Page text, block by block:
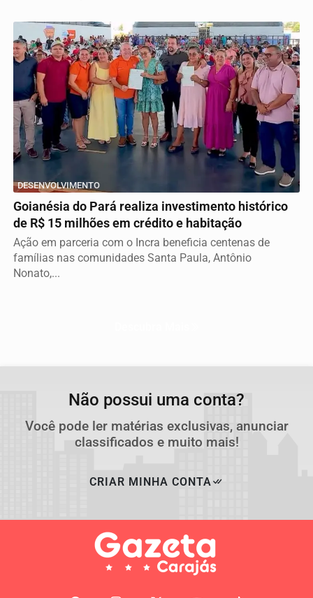
DESENVOLVIMENTO
Goianésia do Pará realiza investimento histórico
de R$ 15 milhões em crédito e habitação
Ação em parceria com o Incra beneficia centenas de
famílias nas comunidades Santa Paula, Antônio
Nonato,...
Não possui uma conta?
Você pode ler matérias exclusivas, anunciar
classificados e muito mais!
CRIAR MINHA CONTA